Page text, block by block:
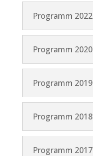
Programm 2022
Programm 2020
Programm 2019
Programm 2018
Programm 2017